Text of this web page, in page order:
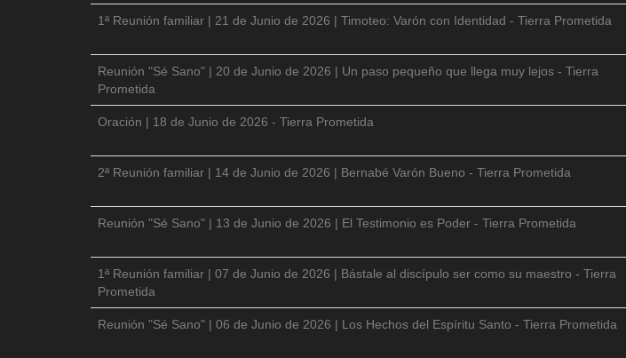
1ª Reunión familiar | 21 de Junio de 2026 | Timoteo: Varón con Identidad - Tierra Prometida
Reunión "Sé Sano" | 20 de Junio de 2026 | Un paso pequeño que llega muy lejos - Tierra
Prometida
Oración | 18 de Junio de 2026 - Tierra Prometida
2ª Reunión familiar | 14 de Junio de 2026 | Bernabé Varón Bueno - Tierra Prometida
Reunión "Sé Sano" | 13 de Junio de 2026 | El Testimonio es Poder - Tierra Prometida
1ª Reunión familiar | 07 de Junio de 2026 | Bástale al discípulo ser como su maestro - Tierra
Prometida
Reunión "Sé Sano" | 06 de Junio de 2026 | Los Hechos del Espíritu Santo - Tierra Prometida